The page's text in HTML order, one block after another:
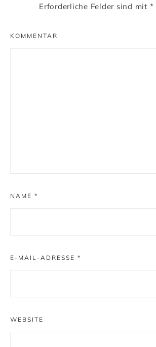
Erforderliche Felder sind mit *
KOMMENTAR
NAME *
E-MAIL-ADRESSE *
WEBSITE